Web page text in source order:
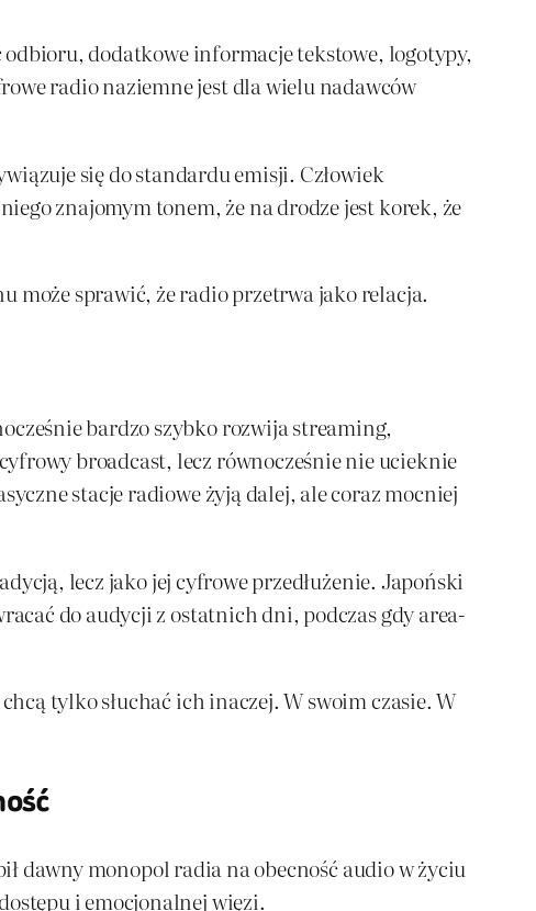
dodatkowe informacje tekstowe, logotypy,
radio naziemne jest dla wielu nadawców
się do standardu emisji. Człowiek
znajomym tonem, że na drodze jest korek, że
może sprawić, że radio przetrwa jako relacja.
bardzo szybko rozwija streaming,
broadcast, lecz równocześnie nie ucieknie
stacje radiowe żyją dalej, ale coraz mocniej
lecz jako jej cyfrowe przedłużenie. Japoński
do audycji z ostatnich dni, podczas gdy area-
tylko słuchać ich inaczej. W swoim czasie. W
dawny monopol radia na obecność audio w życiu
i emocjonalnej więzi.